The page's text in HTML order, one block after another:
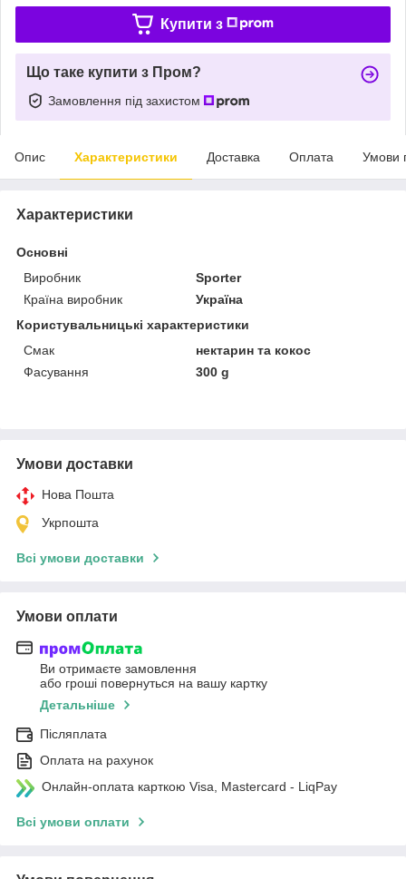
Купити з
Що таке купити з Пром?
Замовлення під захистом
Опис Характеристики Доставка Оплата Умови
Характеристики
Основні
Виробник
Sporter
Країна виробник
Україна
Користувальницькі характеристики
Смак
нектарин та кокос
Фасування
300 g
Умови доставки
Нова Пошта
Укрпошта
Всі умови доставки
Умови оплати
Ви отримаєте замовлення
або гроші повернуться на вашу картку
Детальніше
Післяплата
Оплата на рахунок
Онлайн-оплата карткою Visa, Mastercard - LiqPay
Всі умови оплати